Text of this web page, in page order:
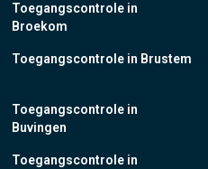
Toegangscontrole in
Broekom
Toegangscontrole in Brustem
Toegangscontrole in
Buvingen
Toegangscontrole in